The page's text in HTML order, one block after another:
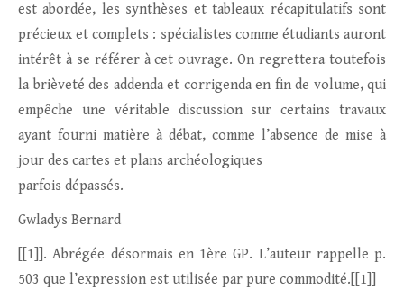
est abordée, les synthèses et tableaux récapitulatifs sont
précieux et complets : spécialistes comme étudiants auront
intérêt à se référer à cet ouvrage. On regrettera toutefois
la brièveté des addenda et corrigenda en fin de volume, qui
empêche une véritable discussion sur certains travaux
ayant fourni matière à débat, comme l’absence de mise à
jour des cartes et plans archéologiques
parfois dépassés.
Gwladys Bernard
[[1]]. Abrégée désormais en 1ère GP. L’auteur rappelle p.
503 que l’expression est utilisée par pure commodité.[[1]]